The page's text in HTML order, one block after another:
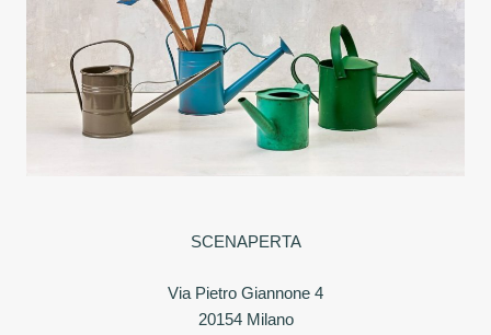
SCENAPERTA
Via Pietro Giannone 4
20154 Milano